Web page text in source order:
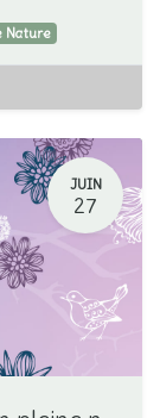
Nature
JUIN
27